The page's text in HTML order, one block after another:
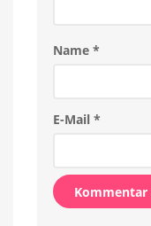
Name *
E-Mail *